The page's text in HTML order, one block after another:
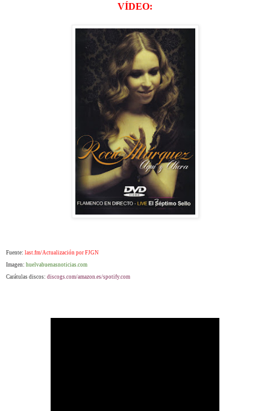
VÍDEO:
Fuente: last.fm/Actualización por FJGN
Imagen: huelvabuenasnoticias.com
Carátulas discos: discogs.com/amazon.es/spotify.com